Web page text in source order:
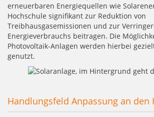
erneuerbaren Energiequellen wie
Hochschule signifikant zur Reduktion von
Treibhausgasemissionen und zur
Energieverbrauchs beitragen. Die
Photovoltaik-Anlagen werden hierbei
genutzt.
Handlungsfeld Anpassung an den